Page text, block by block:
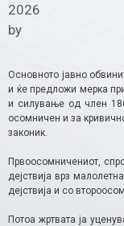
2026
by
Основното јавно
и ќе предложи мерка
и силување од член
осомничен и за
законик.
Првоосомничениот,
дејствија врз
дејствија и со
Потоа жртвата ја